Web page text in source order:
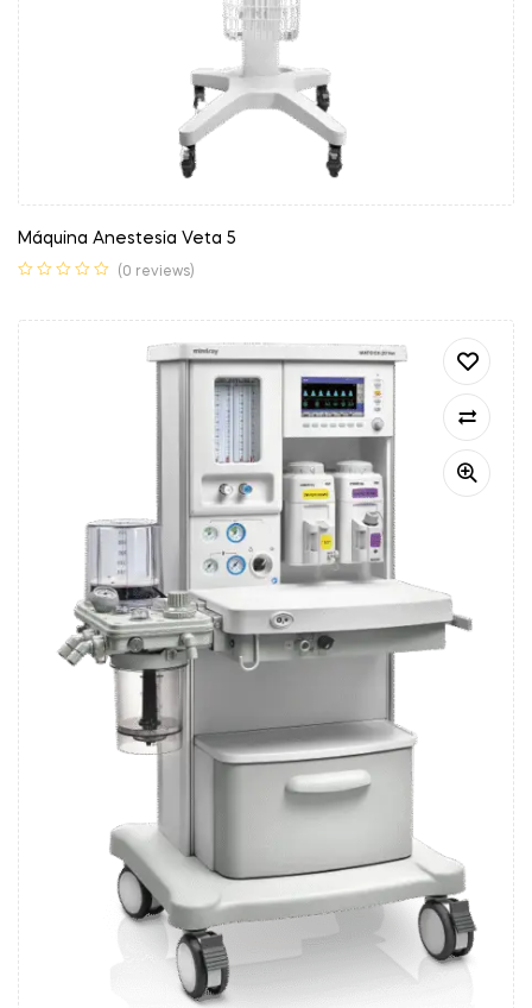
Máquina Anestesia Veta 5
(0 reviews)